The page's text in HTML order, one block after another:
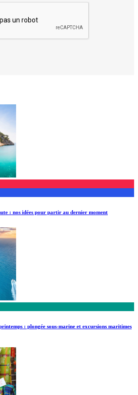
: nos idées pour partir au dernier moment
: plongée sous-marine et excursions maritimes